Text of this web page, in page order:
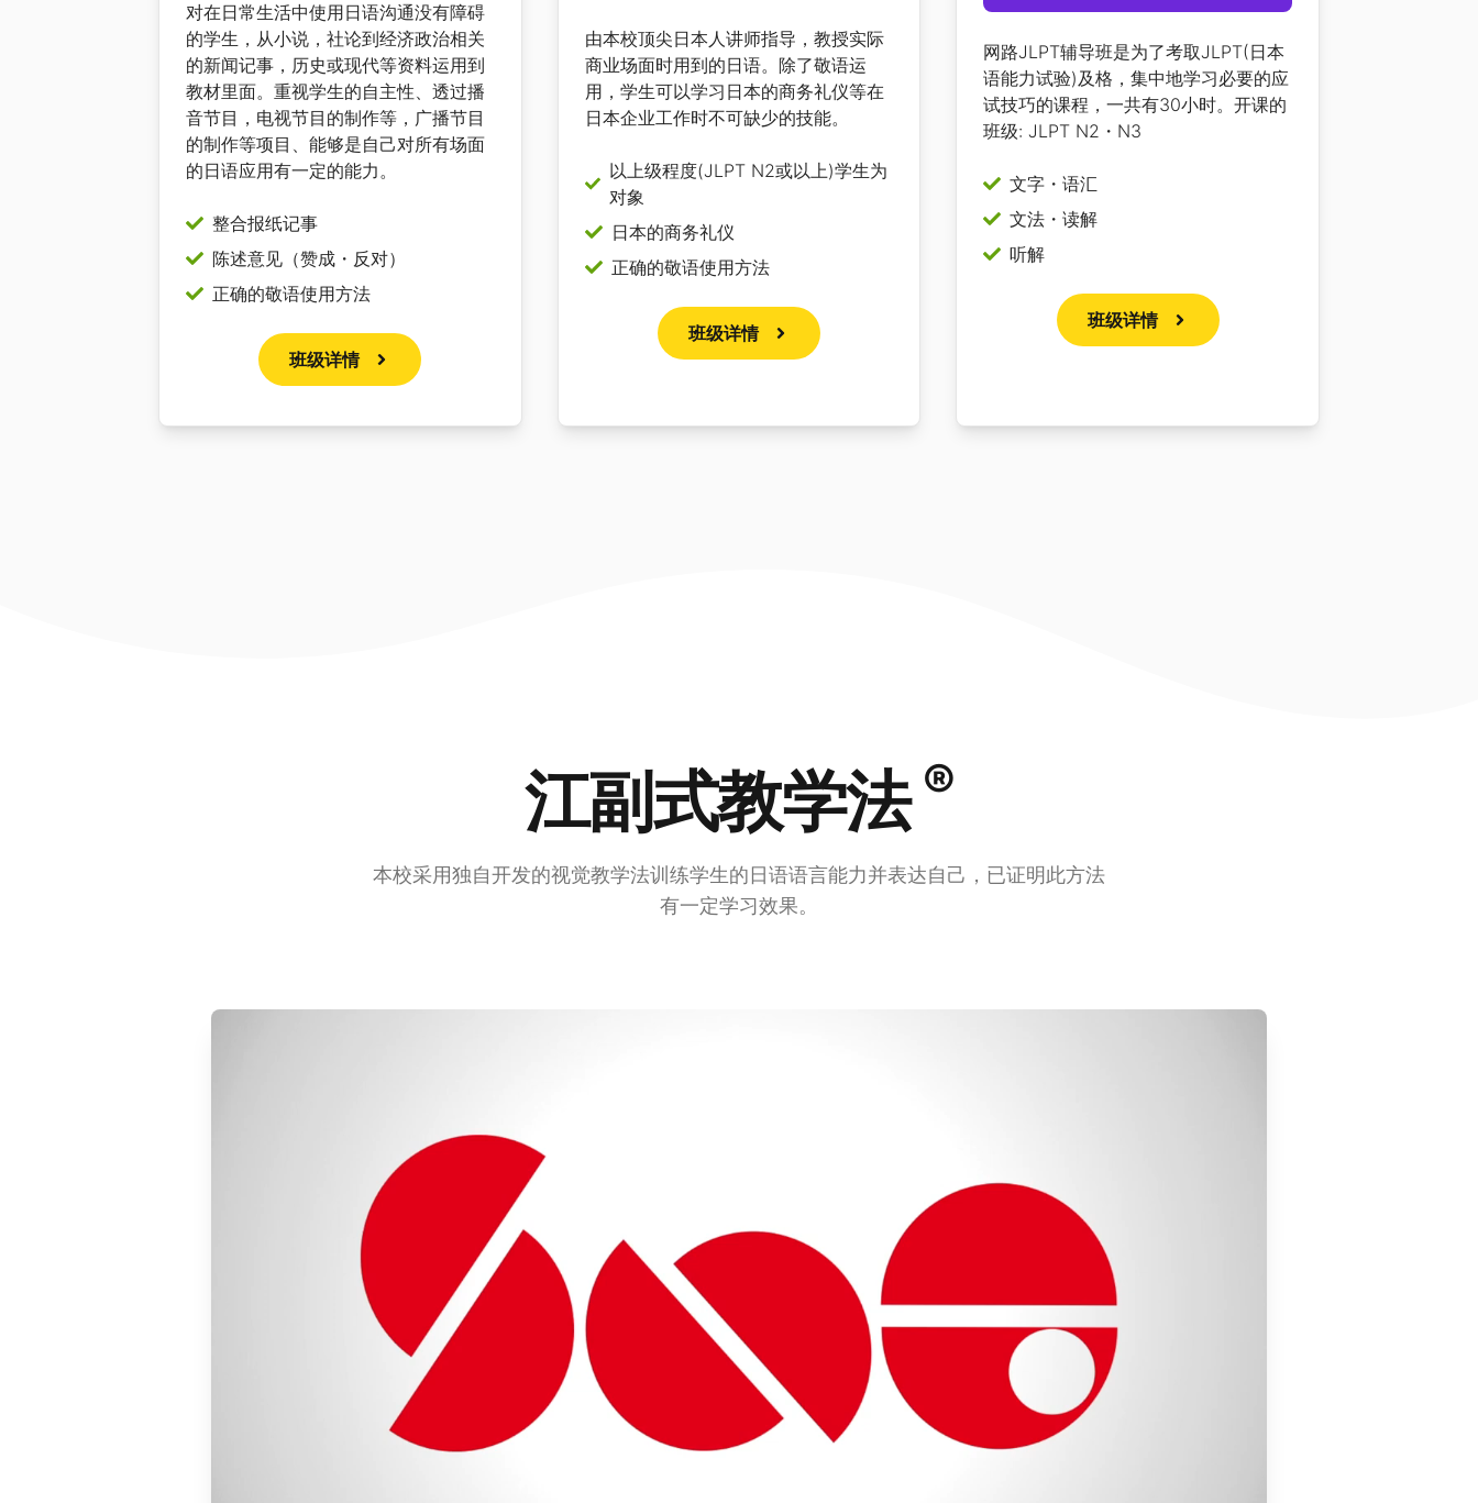
对在日常生活中使用日语沟通没有障碍
的学生，从小说，社论到经济政治相关
的新闻记事，历史或现代等资料运用到
教材里面。重视学生的自主性、透过播
音节目，电视节目的制作等，广播节目
的制作等项目、能够是自己对所有场面
的日语应用有一定的能力。
整合报纸记事
陈述意见（赞成・反对）
正确的敬语使用方法
班级详情
由本校顶尖日本人讲师指导，教授实际
商业场面时用到的日语。除了敬语运
用，学生可以学习日本的商务礼仪等在
日本企业工作时不可缺少的技能。
以上级程度(JLPT N2或以上)学生为
对象
日本的商务礼仪
正确的敬语使用方法
班级详情
网路JLPT辅导班是为了考取JLPT(日本
语能力试验)及格，集中地学习必要的应
试技巧的课程，一共有30小时。开课的
班级: JLPT N2・N3
文字・语汇
文法・读解
听解
班级详情
江副式教学法 ®
本校采用独自开发的视觉教学法训练学生的日语语言能力并表达自己，已证明此方法
有一定学习效果。